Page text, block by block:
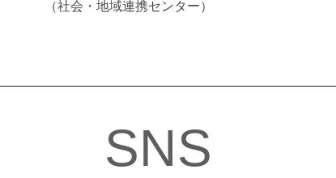
（社会・地域連携センター）
SNS